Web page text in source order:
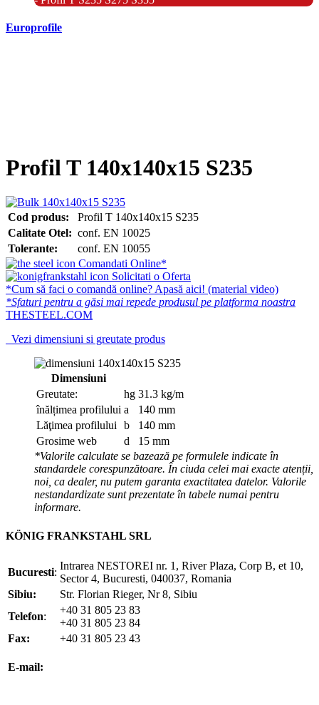
Europrofile
Profil T 140x140x15 S235
Cod produs:
Profil T 140x140x15 S235
Calitate Otel: conf. EN 10025
Tolerante:
conf. EN 10055
Comandati Online*
Solicitati o Oferta
*Cum să faci o comandă online? Apasă aici! (material video)
*Sfaturi pentru a găsi mai repede produsul pe platforma noastra
THESTEEL.COM
Vezi dimensiuni si greutate produs
Dimensiuni
Greutate:
hg 31.3 kg/m
înălțimea profilului a
140 mm
Lăţimea profilului b
140 mm
Grosime web
d
15 mm
*Valorile calculate se bazează pe formulele indicate în
standardele corespunzătoare. În ciuda celei mai exacte atenții,
noi, ca dealer, nu putem garanta exactitatea datelor. Valorile
nestandardizate sunt prezentate în tabele numai pentru
informare.
KÖNIG FRANKSTAHL SRL
Bucuresti:
Intrarea NESTOREI nr. 1, River Plaza, Corp B, et 10,
Sector 4, Bucuresti, 040037, Romania
Sibiu:
Str. Florian Rieger, Nr 8, Sibiu
Telefon:
+40 31 805 23 83
+40 31 805 23 84
Fax:
+40 31 805 23 43
E-mail: